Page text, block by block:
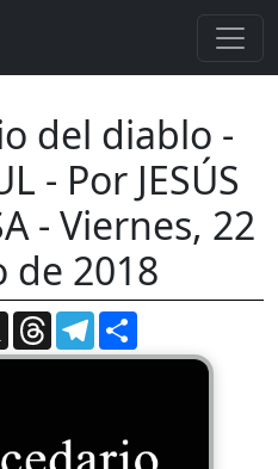
del diablo -
- Por JESÚS
- Viernes, 22
de 2018
X ThreadsTelegram